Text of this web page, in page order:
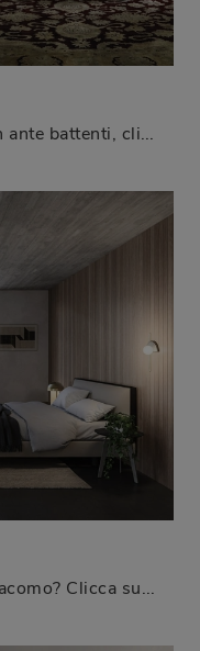
Se desideri armadi a muro con ante battenti, clicca e scopri l'armadio Vela di Sangiacomo in laccato opaco.
Cerchi un armadio Trail Sangiacomo? Clicca subito! Gli armadi a muro con ante battenti ti attendono.